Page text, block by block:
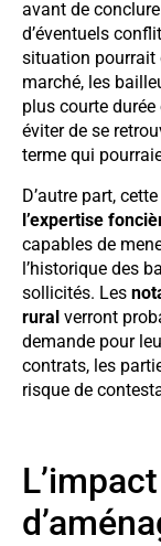
avant de
d’éventuels
situation pourrait
marché, les
plus courte
éviter de se
terme qui
D’autre part,
l’expertise
capables de
l’historique des
sollicités. Les
rural verront
demande pour
contrats, les
risque de